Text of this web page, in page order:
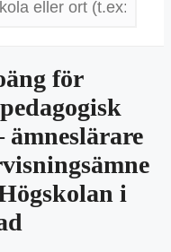
för
i